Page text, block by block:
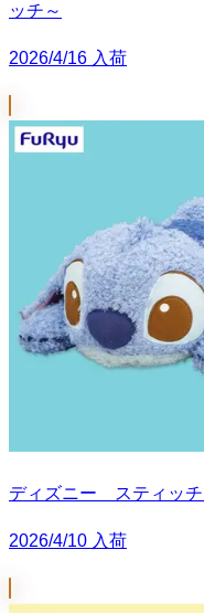
ッチ～
2026/4/16 入荷
ディズニー スティッ
2026/4/10 入荷